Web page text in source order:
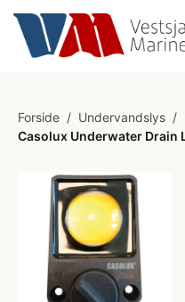
Forside / Undervandslys /
Casolux Underwater Drain